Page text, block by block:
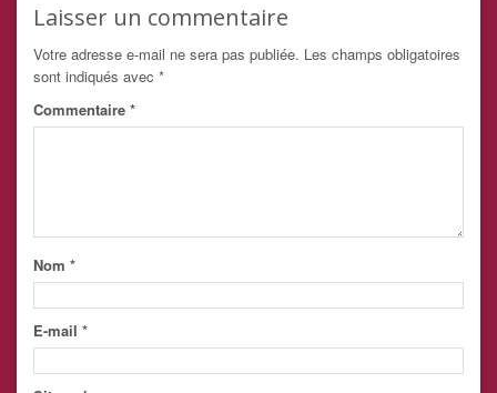
Laisser un commentaire
Votre adresse e-mail ne sera pas publiée. Les champs obligatoires
sont indiqués avec *
Commentaire *
Nom *
E-mail *